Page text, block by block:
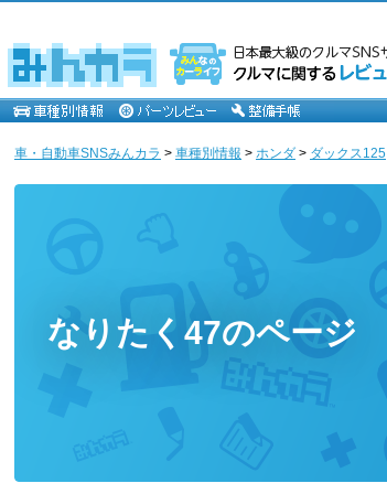
車・自動車SNSみんカラ > 車種別情報 > ホンダ > ダックス125
なりたく47のページ